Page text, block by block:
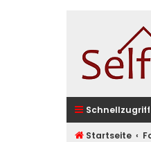
Schnellzugriff
Startseite